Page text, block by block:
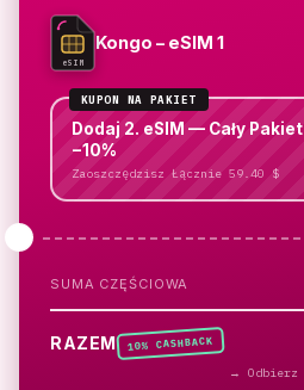
eSIM
Kongo – eSIM 1
KUPON NA PAKIET
Dodaj 2. eSIM — Cały
−10%
Zaoszczędzisz Łącznie 59.40 $
SUMA CZĘŚCIOWA
RAZEM 10% CASHBACK
→ Odbierz